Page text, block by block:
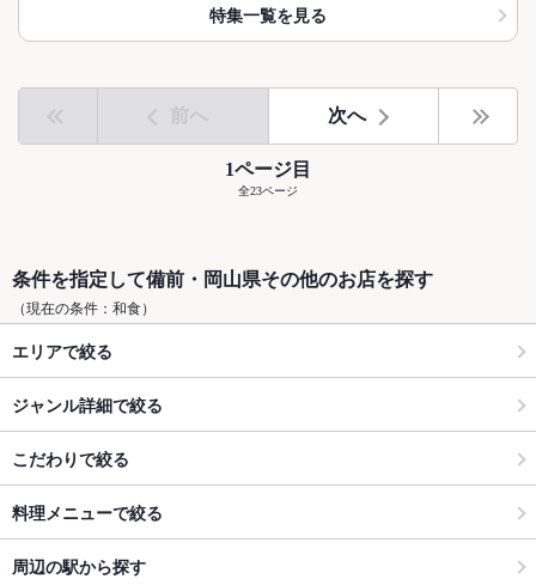
特集一覧を見る
前へ 次へ
1ページ目
全23ページ
条件を指定して備前・岡山県その他のお店を探す
（現在の条件：和食）
エリアで絞る
ジャンル詳細で絞る
こだわりで絞る
料理メニューで絞る
周辺の駅から探す